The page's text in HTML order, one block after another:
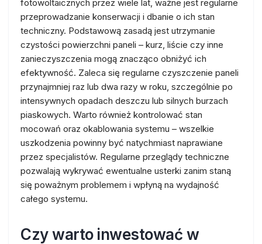
fotowoltaicznych przez wiele lat, ważne jest regularne
przeprowadzanie konserwacji i dbanie o ich stan
techniczny. Podstawową zasadą jest utrzymanie
czystości powierzchni paneli – kurz, liście czy inne
zanieczyszczenia mogą znacząco obniżyć ich
efektywność. Zaleca się regularne czyszczenie paneli
przynajmniej raz lub dwa razy w roku, szczególnie po
intensywnych opadach deszczu lub silnych burzach
piaskowych. Warto również kontrolować stan
mocowań oraz okablowania systemu – wszelkie
uszkodzenia powinny być natychmiast naprawiane
przez specjalistów. Regularne przeglądy techniczne
pozwalają wykrywać ewentualne usterki zanim staną
się poważnym problemem i wpłyną na wydajność
całego systemu.
Czy warto inwestować w